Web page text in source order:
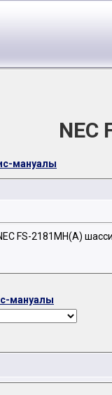
NEC
мануалы
FS-2181MH(A)
мануалы